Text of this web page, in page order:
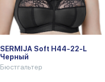
SERMIJA Soft H44-22-L
Черный
Бюстгальтер